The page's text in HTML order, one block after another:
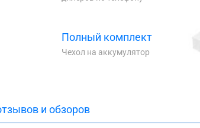
Полный комплект
Чехол на аккумулятор
и обзоров